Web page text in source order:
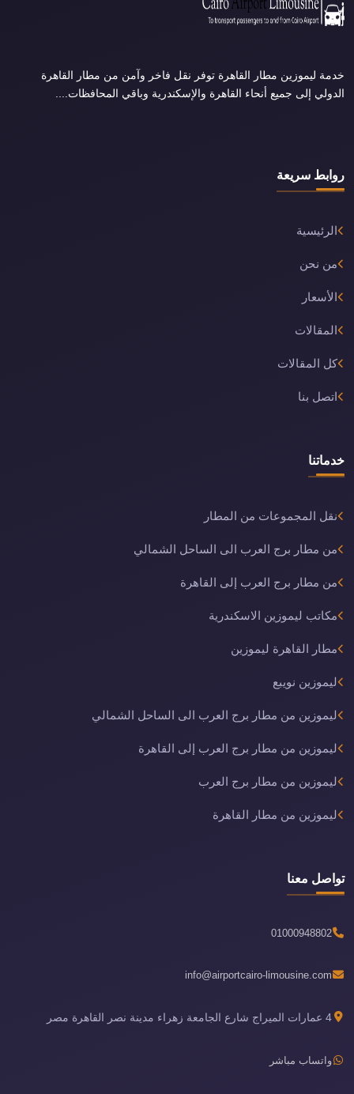
خدمة ليموزين مطار القاهرة توفر نقل فاخر وآمن من مطار القاهرة
الدولي إلى جميع أنحاء القاهرة والإسكندرية وباقي المحافظات....
روابط سريعة
الرئيسية
من نحن
الأسعار
المقالات
كل المقالات
اتصل بنا
خدماتنا
نقل المجموعات من المطار
من مطار برج العرب الى الساحل الشمالي
من مطار برج العرب إلى القاهرة
مكاتب ليموزين الاسكندرية
مطار القاهرة ليموزين
ليموزين نويبع
ليموزين من مطار برج العرب الى الساحل الشمالي
ليموزين من مطار برج العرب إلى القاهرة
ليموزين من مطار برج العرب
ليموزين من مطار القاهرة
تواصل معنا
01000948802
info@airportcairo-limousine.com
4 عمارات الميراج شارع الجامعة زهراء مدينة نصر القاهرة مصر
واتساب مباشر